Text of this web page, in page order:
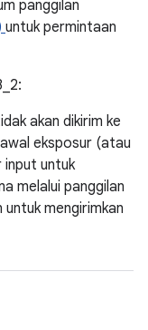
panggilan
untuk permintaan
akan dikirim ke
eksposur (atau
untuk
melalui panggilan
mengirimkan